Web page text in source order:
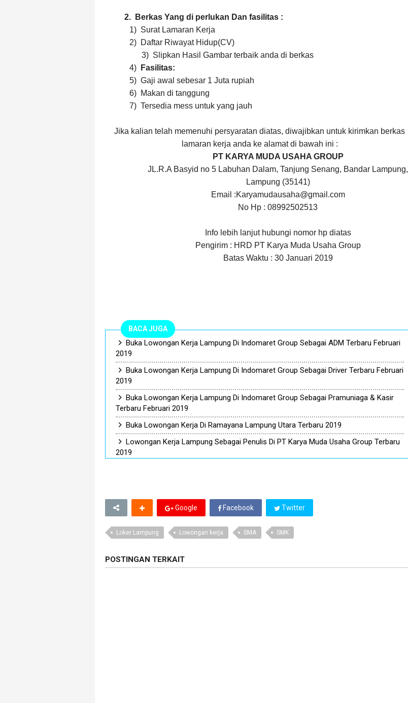
2.
Berkas Yang di perlukan Dan fasilitas :
1) Surat Lamaran Kerja
2) Daftar Riwayat Hidup(CV)
3) Slipkan Hasil Gambar terbaik anda di berkas
4)
Fasilitas:
5) Gaji awal sebesar 1 Juta rupiah
6) Makan di tanggung
7) Tersedia mess untuk yang jauh
Jika kalian telah memenuhi persyaratan diatas, diwajibkan untuk kirimkan berkas
lamaran kerja anda ke alamat di bawah ini :
PT KARYA MUDA USAHA GROUP
JL.R.A Basyid no 5 Labuhan Dalam, Tanjung Senang, Bandar Lampung,
Lampung (35141)
Email :Karyamudausaha@gmail.com
No Hp : 08992502513
Info lebih lanjut hubungi nomor hp diatas
Pengirim : HRD PT Karya Muda Usaha Group
Batas Waktu : 30 Januari 2019
BACA JUGA
Buka Lowongan Kerja Lampung Di Indomaret Group Sebagai ADM Terbaru Februari
2019
Buka Lowongan Kerja Lampung Di Indomaret Group Sebagai Driver Terbaru Februari
2019
Buka Lowongan Kerja Lampung Di Indomaret Group Sebagai Pramuniaga & Kasir
Terbaru Februari 2019
Buka Lowongan Kerja Di Ramayana Lampung Utara Terbaru 2019
Lowongan Kerja Lampung Sebagai Penulis Di PT Karya Muda Usaha Group Terbaru
2019
Google Facebook Twitter
Loker Lampung Lowongan kerja SMA SMK
POSTINGAN TERKAIT